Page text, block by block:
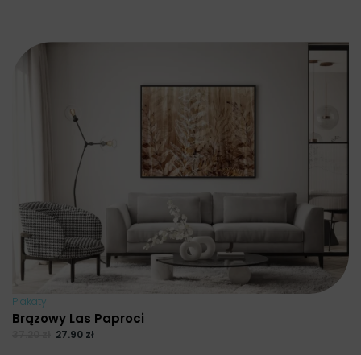
Plakaty
Brązowy Las Paproci
27.90 zł